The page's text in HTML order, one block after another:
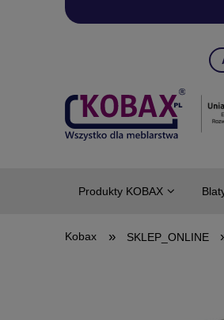
Produkty KOBAX
» SKLEP_ONLINE